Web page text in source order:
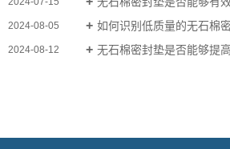
2024-08-05 如何识别低质量的无石棉密
2024-08-12 无石棉密封垫是否能够提